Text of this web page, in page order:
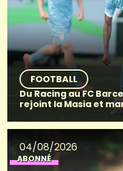
FOOTBALL
Du Racing au FC
rejoint la Masia et
04/08/2026
ABONNÉ